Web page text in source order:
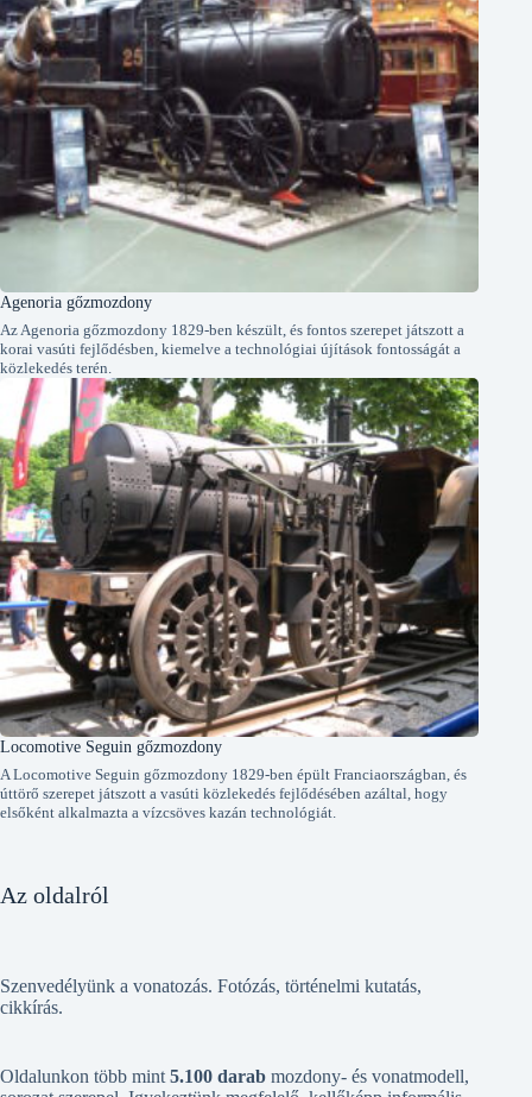
Agenoria gőzmozdony
Az Agenoria gőzmozdony 1829-ben készült, és fontos szerepet játszott a
korai vasúti fejlődésben, kiemelve a technológiai újítások fontosságát a
közlekedés terén.
Locomotive Seguin gőzmozdony
A Locomotive Seguin gőzmozdony 1829-ben épült Franciaországban, és
úttörő szerepet játszott a vasúti közlekedés fejlődésében azáltal, hogy
elsőként alkalmazta a vízcsöves kazán technológiát.
Az oldalról
Szenvedélyünk a vonatozás. Fotózás, történelmi kutatás,
cikkírás.
Oldalunkon több mint 5.100 darab mozdony- és vonatmodell,